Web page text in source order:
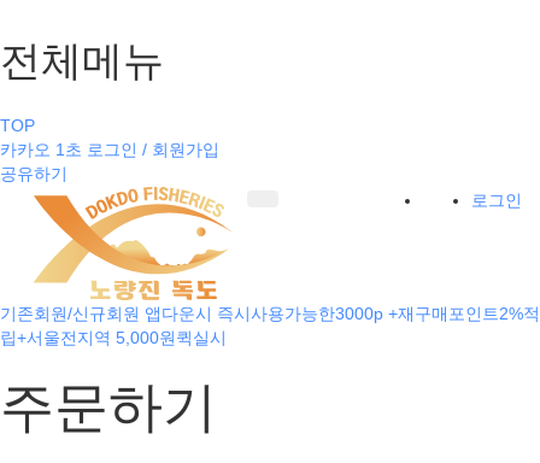
전체메뉴
TOP
카카오 1초 로그인 / 회원가입
공유하기
로그인
기존회원/신규회원 앱다운시 즉시사용가능한3000p +재구매포인트2%적
립+서울전지역 5,000원퀵실시
주문하기